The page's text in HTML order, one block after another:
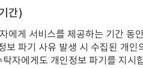
간)
에게 서비스를 제공하는 기간 동
보 파기 사유 발생 시 수집된 개
자에게도 개인정보 파기를 지시